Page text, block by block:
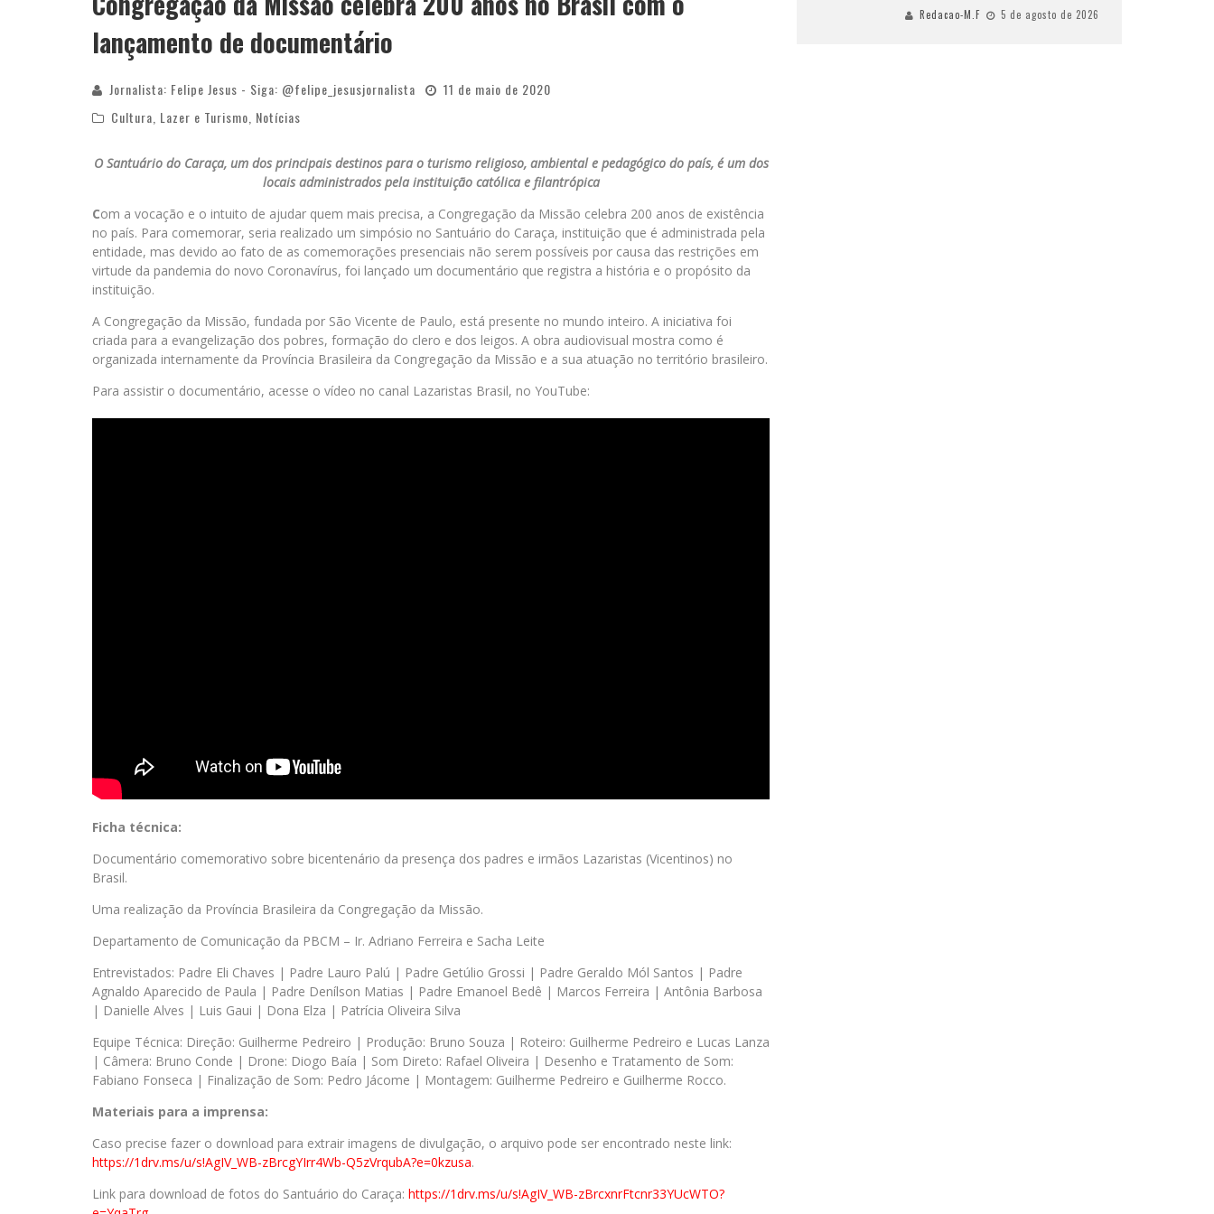
lançamento de documentário
Jornalista: Felipe Jesus - Siga: @felipe_jesusjornalista
11 de maio de 2020
Cultura Lazer e Turismo Notícias
O Santuário do Caraça, um dos principais destinos para o turismo religioso, ambiental e pedagógico do país, é um dos
locais administrados pela instituição católica e filantrópica
Com a vocação e o intuito de ajudar quem mais precisa, a Congregação da Missão celebra 200 anos de existência
no país. Para comemorar, seria realizado um simpósio no Santuário do Caraça, instituição que é administrada pela
entidade, mas devido ao fato de as comemorações presenciais não serem possíveis por causa das restrições em
virtude da pandemia do novo Coronavírus, foi lançado um documentário que registra a história e o propósito da
instituição.
A Congregação da Missão, fundada por São Vicente de Paulo, está presente no mundo inteiro. A iniciativa foi
criada para a evangelização dos pobres, formação do clero e dos leigos. A obra audiovisual mostra como é
organizada internamente da Província Brasileira da Congregação da Missão e a sua atuação no território brasileiro.
Para assistir o documentário, acesse o vídeo no canal Lazaristas Brasil, no YouTube:
Ficha técnica:
Documentário comemorativo sobre bicentenário da presença dos padres e irmãos Lazaristas (Vicentinos) no
Brasil.
Uma realização da Província Brasileira da Congregação da Missão.
Departamento de Comunicação da PBCM – Ir. Adriano Ferreira e Sacha Leite
Entrevistados: Padre Eli Chaves | Padre Lauro Palú | Padre Getúlio Grossi | Padre Geraldo Mól Santos | Padre
Agnaldo Aparecido de Paula | Padre Denílson Matias | Padre Emanoel Bedê | Marcos Ferreira | Antônia Barbosa
| Danielle Alves | Luis Gaui | Dona Elza | Patrícia Oliveira Silva
Equipe Técnica: Direção: Guilherme Pedreiro | Produção: Bruno Souza | Roteiro: Guilherme Pedreiro e Lucas Lanza
| Câmera: Bruno Conde | Drone: Diogo Baía | Som Direto: Rafael Oliveira | Desenho e Tratamento de Som:
Fabiano Fonseca | Finalização de Som: Pedro Jácome | Montagem: Guilherme Pedreiro e Guilherme Rocco.
Materiais para a imprensa:
Caso precise fazer o download para extrair imagens de divulgação, o arquivo pode ser encontrado neste link:
https://1drv.ms/u/s!AgIV_WB-zBrcgYIrr4Wb-Q5zVrqubA?e=0kzusa.
Link para download de fotos do Santuário do Caraça: https://1drv.ms/u/s!AgIV_WB-zBrcxnrFtcnr33YUcWTO?
Redacao-M.F 5 de agosto de 2026